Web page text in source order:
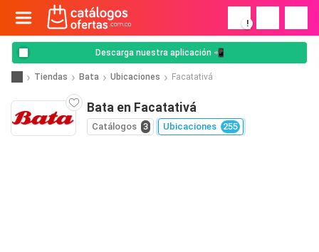
!
Descarga nuestra aplicación 📲
Tiendas Bata Ubicaciones Facatativá
Bata en Facatativá
Catálogos 3 Ubicaciones 255